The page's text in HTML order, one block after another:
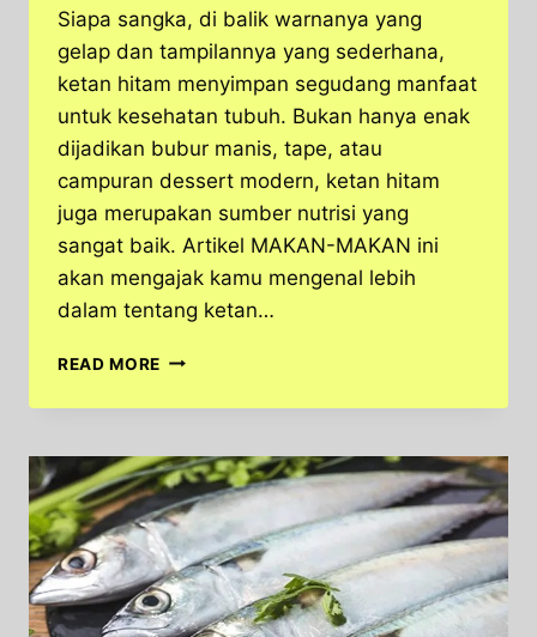
Siapa sangka, di balik warnanya yang
gelap dan tampilannya yang sederhana,
ketan hitam menyimpan segudang manfaat
untuk kesehatan tubuh. Bukan hanya enak
dijadikan bubur manis, tape, atau
campuran dessert modern, ketan hitam
juga merupakan sumber nutrisi yang
sangat baik. Artikel MAKAN-MAKAN ini
akan mengajak kamu mengenal lebih
dalam tentang ketan…
READ MORE KETAN
SI
YANG
KAYA
MANFAAT
DAN
RASA